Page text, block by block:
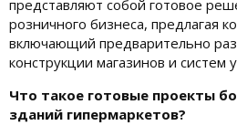
представляют собой готовое
розничного бизнеса, предлагая
включающий предварительно
конструкции магазинов и систем
Что такое готовые проекты
зданий гипермаркетов?